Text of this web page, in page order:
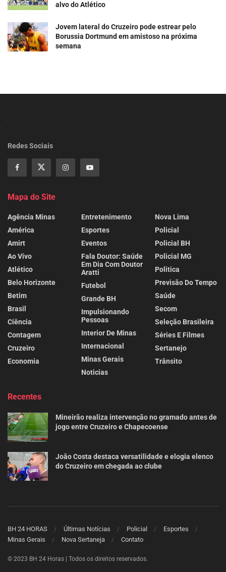
alvo do Atlético
Jovem lateral do Cruzeiro pode estrear pelo
Borussia Dortmund em amistoso na próxima
semana
Redes Sociais
Mapa do Site
Agência Minas
América
Amirt
Ao Vivo
Atlético
Belo Horizonte
Betim
Brasil
Ciência
Contagem
Cruzeiro
Economia
Entretenimento
Esportes
Eventos
Fala Doutor: Saúde
Em Dia Com Doutor
Aratti
Futebol
Grande BH
Impulsionando
Pessoas
Interior De Minas
Internacional
Minas Gerais
Noticias
Nova Lima
Policial
Policial BH
Policial MG
Politica
Previsão Do Tempo
Saúde
Secom
Seleção Brasileira
Séries E Filmes
Sertanejo
Trânsito
Recentes
Mineirão realiza intervenção no gramado antes de
jogo entre Cruzeiro e Chapecoense
João Costa destaca versatilidade e elogia elenco
do Cruzeiro em chegada ao clube
BH 24 HORAS Últimas Notícias Policial
Esportes
Minas Gerais
Nova Sertaneja Contato
© 2023 BH 24 Horas | Todos os direitos reservados.